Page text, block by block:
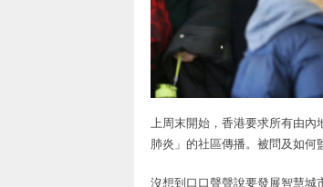
上周末開始，香港要求所有由
肺炎」的社區傳播。被問及如
沒想到口口聲聲說要發展智慧城